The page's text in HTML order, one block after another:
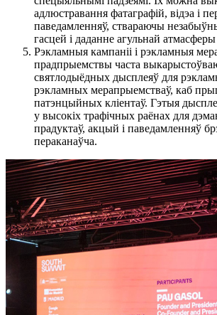
адлюстравання фатаграфій, відэа і
паведамленняў, ствараючы
гасцей і даданне агульнай
Рэкламныя кампаніі і рэкламныя
прадпрыемствы часта
святлодыёдных дысплеяў для
рэкламных мерапрыемстваў, каб
патэнцыйных кліентаў. Гэтыя
у высокіх трафічных раёнах для
прадуктаў, акцый і паведамленняў
пераканаўча.